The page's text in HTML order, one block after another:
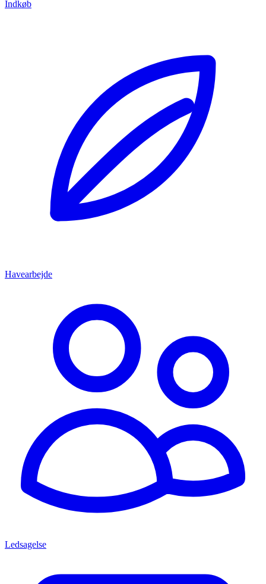
Indkøb
Havearbejde
Ledsagelse